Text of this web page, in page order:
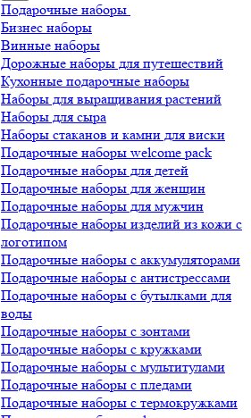
Подарочные наборы
Бизнес наборы
Винные наборы
Дорожные наборы для путешествий
Кухонные подарочные наборы
Наборы для выращивания растений
Наборы для сыра
Наборы стаканов и камни для виски
Подарочные наборы welcome pack
Подарочные наборы для детей
Подарочные наборы для женщин
Подарочные наборы для мужчин
Подарочные наборы изделий из кожи с
логотипом
Подарочные наборы с аккумуляторами
Подарочные наборы с антистрессами
Подарочные наборы с бутылками для
воды
Подарочные наборы с зонтами
Подарочные наборы с кружками
Подарочные наборы с мультитулами
Подарочные наборы с пледами
Подарочные наборы с термокружками